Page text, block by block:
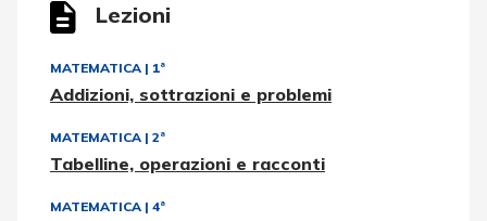
Lezioni
MATEMATICA | 1ª
Addizioni, sottrazioni e problemi
MATEMATICA | 2ª
Tabelline, operazioni e racconti
MATEMATICA | 4ª